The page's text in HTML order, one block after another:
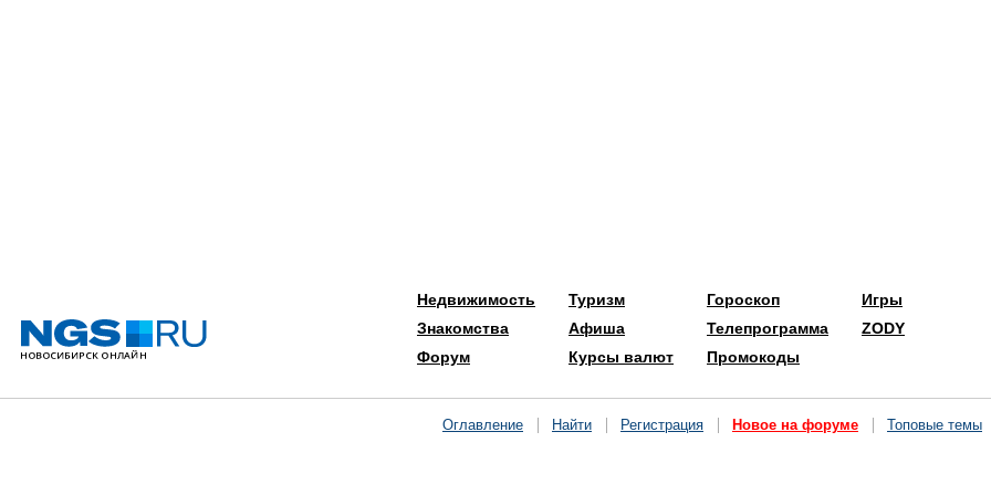
Недвижимость
Знакомства
Форум
Туризм
Афиша
Курсы валют
Гороскоп
Телепрограмма
Промокоды
Игры
ZODY
Оглавление Найти Регистрация Новое на форуме Топовые темы